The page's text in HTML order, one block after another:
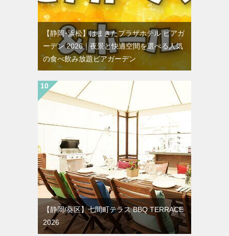
【静岡･浜松】はまきたプラザホテル ビアガ
ーデン 2026｜夜景と快適空間を選べる人気
の食べ飲み放題ビアガーデン
【静岡/葵区】七間町テラス BBQ TERRACE
2026